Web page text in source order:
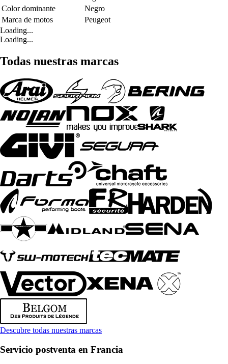
Color dominante
Negro
Marca de motos
Peugeot
Loading...
Loading...
Todas nuestras marcas
Descubre todas nuestras marcas
Servicio postventa en Francia